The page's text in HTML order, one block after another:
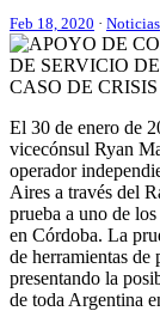
Feb 18, 2020 · Noticias
El 30 de enero de
vicecónsul Ryan
operador
Aires a través del
prueba a uno de
en Córdoba. La
de herramientas de
presentando la
de toda Argentina